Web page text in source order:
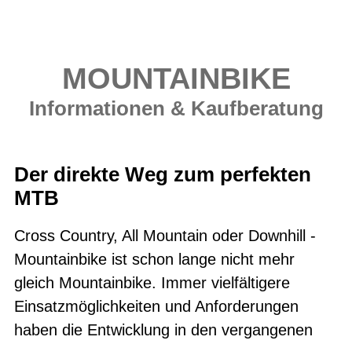
MOUNTAINBIKE
Informationen & Kaufberatung
Der direkte Weg zum perfekten
MTB
Cross Country, All Mountain oder Downhill -
Mountainbike ist schon lange nicht mehr
gleich Mountainbike. Immer vielfältigere
Einsatzmöglichkeiten und Anforderungen
haben die Entwicklung in den vergangenen